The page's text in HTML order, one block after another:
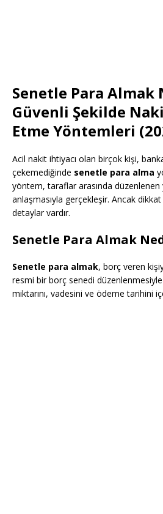
Senetle Para Almak
Güvenli Şekilde
Etme Yöntemleri
Acil nakit ihtiyacı olan birçok kişi,
çekemediğinde senetle para alma
yöntem, taraflar arasında düzenlenen
anlaşmasıyla gerçekleşir. Ancak
detaylar vardır.
Senetle Para Almak
Senetle para almak, borç veren
resmi bir borç senedi düzenlenmesiyle
miktarını, vadesini ve ödeme tarihini